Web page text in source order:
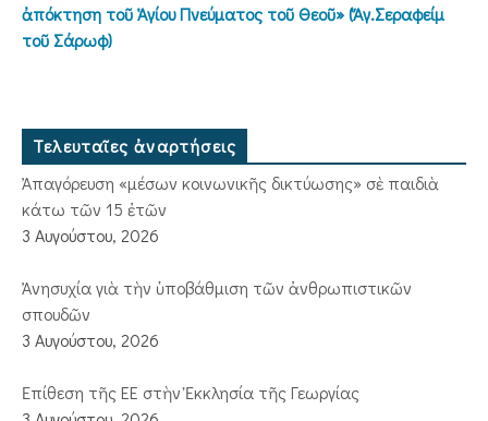
ἀπόκτηση τοῦ Ἁγίου Πνεύματος τοῦ Θεοῦ» (Ἅγ.Σεραφείμ
τοῦ Σάρωφ)
Τελευταῖες ἀναρτήσεις
Ἀπαγόρευση «μέσων κοινωνικῆς δικτύωσης» σὲ παιδιὰ
κάτω τῶν 15 ἐτῶν
3 Αυγούστου, 2026
Ἀνησυχία γιὰ τὴν ὑποβάθμιση τῶν ἀνθρωπιστικῶν
σπουδῶν
3 Αυγούστου, 2026
Ἐπίθεση τῆς ΕΕ στὴν Ἐκκλησία τῆς Γεωργίας